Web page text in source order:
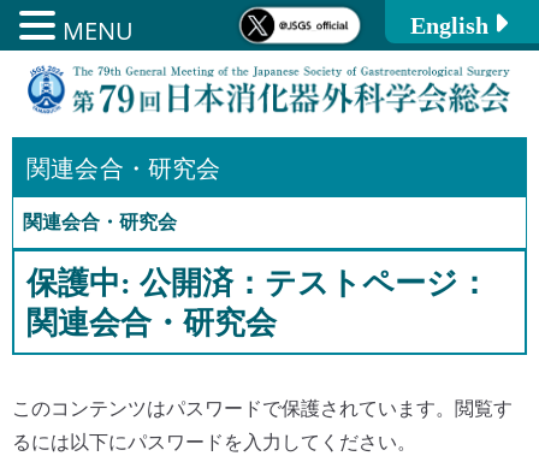
テ
ツ
English
保護中: 公開済：テストページ：
関連会合・研究会
このコンテンツはパスワードで保護されています。閲覧す
るには以下にパスワードを入力してください。
関連会合・研究会
関連会合・研究会
MENU